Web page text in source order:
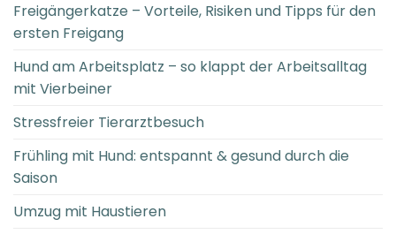
Freigängerkatze – Vorteile, Risiken und Tipps für den
ersten Freigang
Hund am Arbeitsplatz – so klappt der Arbeitsalltag
mit Vierbeiner
Stressfreier Tierarztbesuch
Frühling mit Hund: entspannt & gesund durch die
Saison
Umzug mit Haustieren